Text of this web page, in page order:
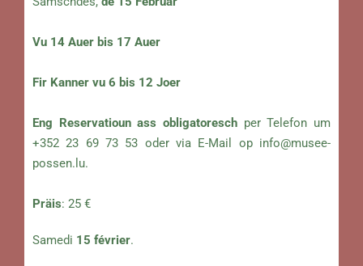
Vu 14 Auer bis 17 Auer
Fir Kanner vu 6 bis 12 Joer
Eng Reservatioun ass obligatoresch per Telefon um
+352 23 69 73 53 oder via E-Mail op info@musee-
possen.lu.
Präis: 25 €
Samedi 15 février.